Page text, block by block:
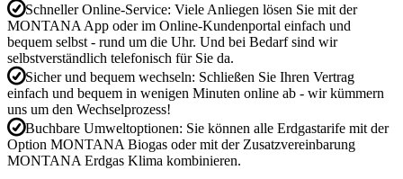
Schneller Online-Service: Viele Anliegen lösen Sie mit der
MONTANA App oder im Online-Kundenportal einfach und
bequem selbst - rund um die Uhr. Und bei Bedarf sind wir
selbstverständlich telefonisch für Sie da.
Sicher und bequem wechseln: Schließen Sie Ihren Vertrag
einfach und bequem in wenigen Minuten online ab - wir kümmern
uns um den Wechselprozess!
Buchbare Umweltoptionen: Sie können alle Erdgastarife mit der
Option MONTANA Biogas oder mit der Zusatzvereinbarung
MONTANA Erdgas Klima kombinieren.